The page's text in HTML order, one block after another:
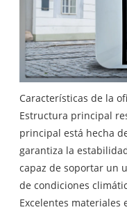
Características de la
Estructura principal
principal está hecha
garantiza la
capaz de soportar un
de condiciones
Excelentes materiales